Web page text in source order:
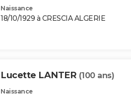
Naissance
18/10/1929 à CRESCIA ALGERIE
Lucette LANTER (100 ans)
Naissance